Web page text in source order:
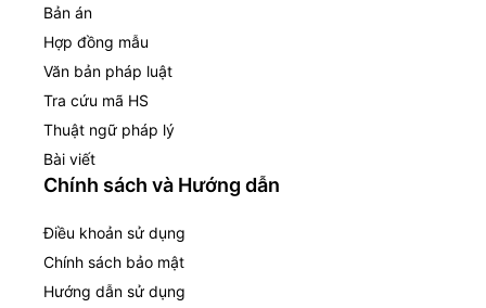
Bản án
Hợp đồng mẫu
Văn bản pháp luật
Tra cứu mã HS
Thuật ngữ pháp lý
Bài viết
Chính sách và Hướng dẫn
Điều khoản sử dụng
Chính sách bảo mật
Hướng dẫn sử dụng